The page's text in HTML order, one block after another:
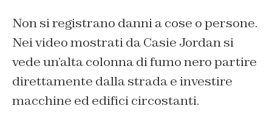
Non si registrano danni a cose o persone.
Nei video mostrati da Casie Jordan si
vede un’alta colonna di fumo nero partire
direttamente dalla strada e investire
macchine ed edifici circostanti.